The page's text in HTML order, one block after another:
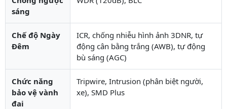
sáng
Chế độ Ngày
Đêm
ICR, chống nhiễu hình ảnh 3DNR, tự
động cân bằng trắng (AWB), tự động
bù sáng (AGC)
Chức năng
bảo vệ vành
đai
Tripwire, Intrusion (phân biệt người,
xe), SMD Plus